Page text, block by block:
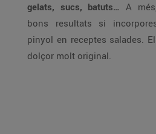
gelats, sucs, batuts… A
bons resultats si
pinyol en receptes salades.
dolçor molt original.